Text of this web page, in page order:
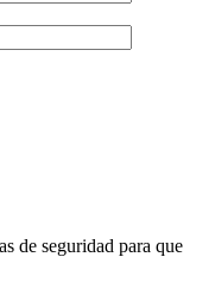
de seguridad para que